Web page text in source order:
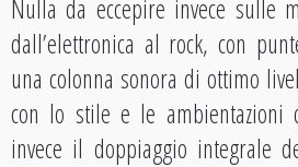
Nulla da eccepire invece sulle
dall’elettronica al rock, con
una colonna sonora di ottimo
con lo stile e le ambientazioni
invece il doppiaggio integrale